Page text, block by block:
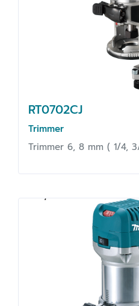
RT0702CJ
Trimmer
Trimmer 6, 8 mm ( 1/4,